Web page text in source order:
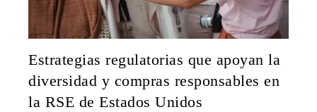
Estrategias regulatorias que apoyan la
diversidad y compras responsables en
la RSE de Estados Unidos